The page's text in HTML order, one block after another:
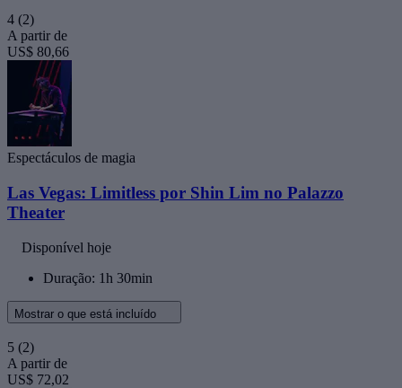
4 (2)
A partir de
US$ 80,66
Espectáculos de magia
Las Vegas: Limitless por Shin Lim no Palazzo
Theater
Disponível hoje
Duração: 1h 30min
Mostrar o que está incluído
5 (2)
A partir de
US$ 72,02